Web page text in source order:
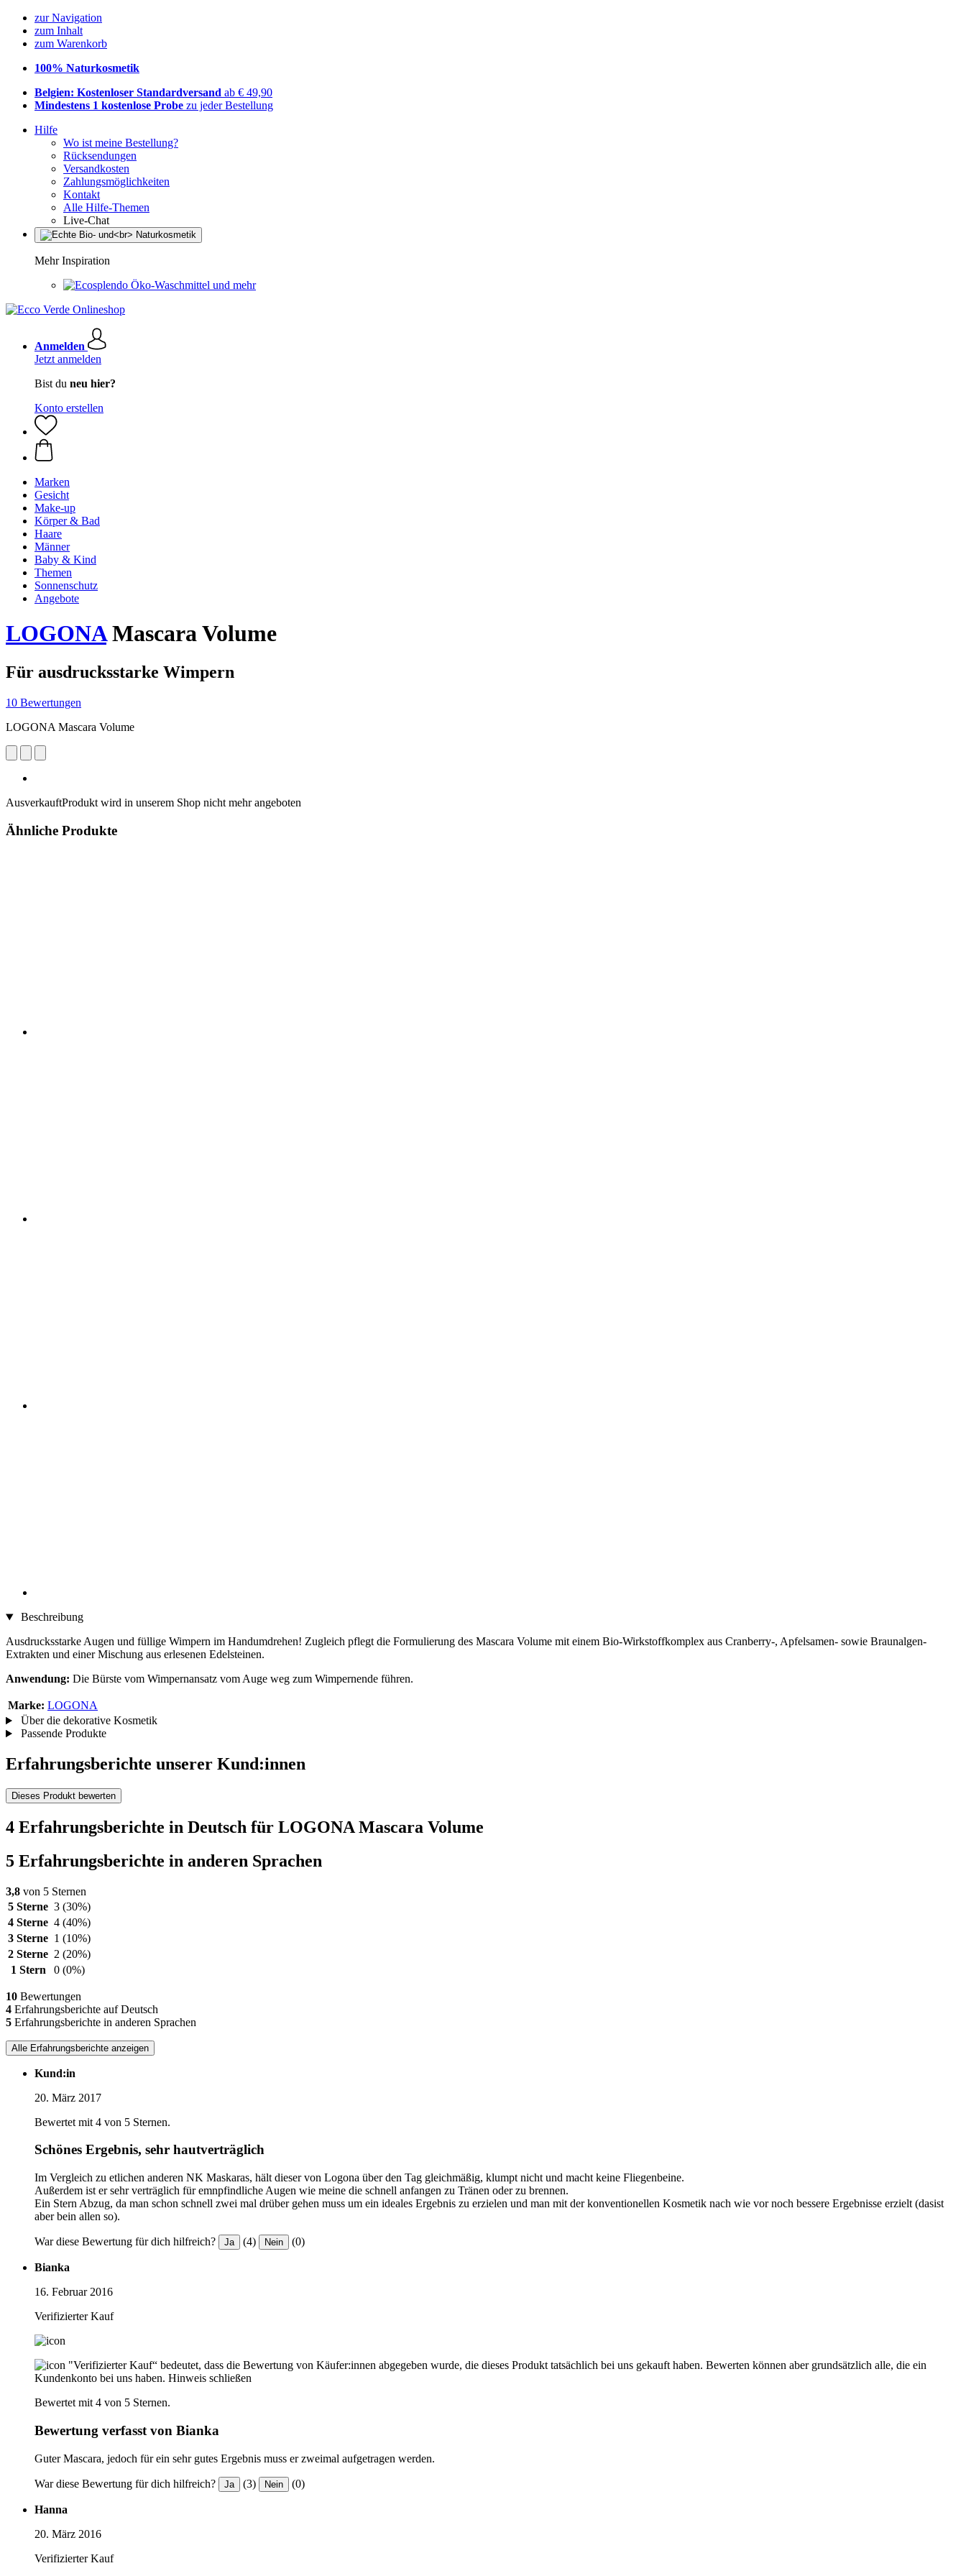
zur Navigation
zum Inhalt
zum Warenkorb
100% Naturkosmetik
Belgien: Kostenloser Standardversand ab € 49,90
Mindestens 1 kostenlose Probe zu jeder Bestellung
Hilfe
Wo ist meine Bestellung?
Rücksendungen
Versandkosten
Zahlungsmöglichkeiten
Kontakt
Alle Hilfe-Themen
Live-Chat
Mehr Inspiration
Öko-Waschmittel und mehr
Anmelden
Jetzt anmelden
Bist du neu hier?
Konto erstellen
Marken
Gesicht
Make-up
Körper & Bad
Haare
Männer
Baby & Kind
Themen
Sonnenschutz
Angebote
LOGONAMascara Volume
Für ausdrucksstarke Wimpern
10 Bewertungen
LOGONA Mascara Volume
AusverkauftProdukt wird in unserem Shop nicht mehr angeboten
Ähnliche Produkte
Beschreibung
Ausdrucksstarke Augen und füllige Wimpern im Handumdrehen! Zugleich pflegt die Formulierung des Mascara Volume mit einem Bio-Wirkstoffkomplex aus Cranberry-, Apfelsamen- sowie Braunalgen-
Extrakten und einer Mischung aus erlesenen Edelsteinen.
Anwendung: Die Bürste vom Wimpernansatz vom Auge weg zum Wimpernende führen.
Marke: LOGONA
Über die dekorative Kosmetik
Passende Produkte
Erfahrungsberichte unserer Kund:innen
Dieses Produkt bewerten
4 Erfahrungsberichte in Deutsch für LOGONA Mascara Volume
5 Erfahrungsberichte in anderen Sprachen
3,8 von 5 Sternen
5 Sterne 3 (30%)
4 Sterne 4 (40%)
3 Sterne 1 (10%)
2 Sterne 2 (20%)
1 Stern
0 (0%)
10 Bewertungen
4 Erfahrungsberichte auf Deutsch
5 Erfahrungsberichte in anderen Sprachen
Alle Erfahrungsberichte anzeigen
Kund:in
20. März 2017
Bewertet mit 4 von 5 Sternen.
Schönes Ergebnis, sehr hautverträglich
Im Vergleich zu etlichen anderen NK Maskaras, hält dieser von Logona über den Tag gleichmäßig, klumpt nicht und macht keine Fliegenbeine.
Außerdem ist er sehr verträglich für emnpfindliche Augen wie meine die schnell anfangen zu Tränen oder zu brennen.
Ein Stern Abzug, da man schon schnell zwei mal drüber gehen muss um ein ideales Ergebnis zu erzielen und man mit der konventionellen Kosmetik nach wie vor noch bessere Ergebnisse erzielt (dasist
aber bein allen so).
War diese Bewertung für dich hilfreich? Ja (4) Nein (0)
Bianka
16. Februar 2016
Verifizierter Kauf
"Verifizierter Kauf“ bedeutet, dass die Bewertung von Käufer:innen abgegeben wurde, die dieses Produkt tatsächlich bei uns gekauft haben. Bewerten können aber grundsätzlich alle, die ein
Kundenkonto bei uns haben. Hinweis schließen
Bewertet mit 4 von 5 Sternen.
Bewertung verfasst von Bianka
Guter Mascara, jedoch für ein sehr gutes Ergebnis muss er zweimal aufgetragen werden.
War diese Bewertung für dich hilfreich? Ja (3) Nein (0)
Hanna
20. März 2016
Verifizierter Kauf